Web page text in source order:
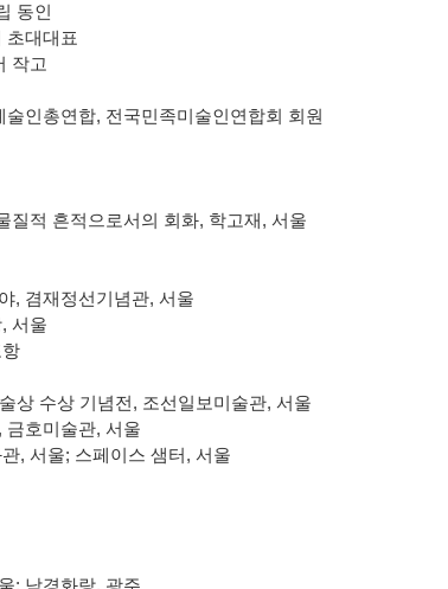
동인
초대대표
작고
술인총연합, 전국민족미술인연합회 회원
질적 흔적으로서의 회화, 학고재, 서울
, 겸재정선기념관, 서울
, 서울
항
상 수상 기념전, 조선일보미술관, 서울
, 금호미술관, 서울
, 서울; 스페이스 샘터, 서울
; 남경화랑, 광주